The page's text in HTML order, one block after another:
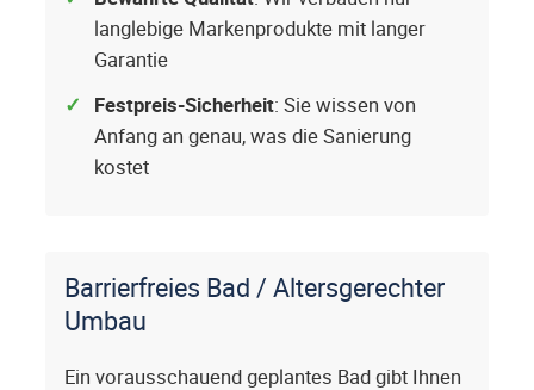
langlebige Markenprodukte mit langer
Garantie
Festpreis-Sicherheit: Sie wissen von
Anfang an genau, was die Sanierung
kostet
Barrierfreies Bad / Altersgerechter
Umbau
Ein vorausschauend geplantes Bad gibt Ihnen